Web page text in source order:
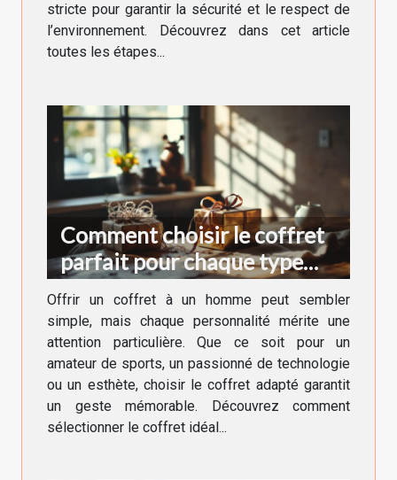
stricte pour garantir la sécurité et le respect de
l’environnement. Découvrez dans cet article
toutes les étapes...
Comment choisir le coffret
parfait pour chaque type
d'homme ?
Offrir un coffret à un homme peut sembler
simple, mais chaque personnalité mérite une
attention particulière. Que ce soit pour un
amateur de sports, un passionné de technologie
ou un esthète, choisir le coffret adapté garantit
un geste mémorable. Découvrez comment
sélectionner le coffret idéal...